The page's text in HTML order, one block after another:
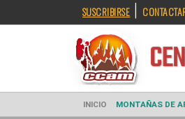
SUSCRIBIRSE |
INICIO MONTAÑAS